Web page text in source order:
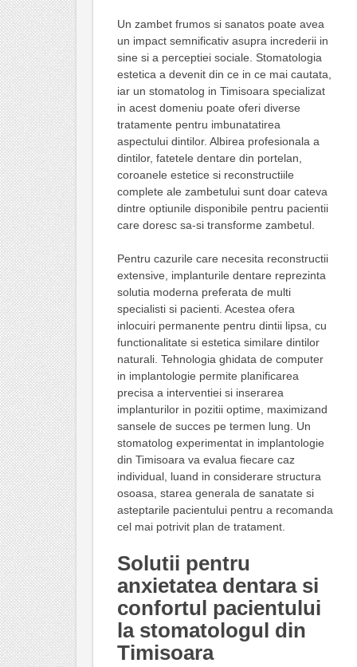
Un zambet frumos si sanatos poate avea
un impact semnificativ asupra increderii in
sine si a perceptiei sociale. Stomatologia
estetica a devenit din ce in ce mai cautata,
iar un stomatolog in Timisoara specializat
in acest domeniu poate oferi diverse
tratamente pentru imbunatatirea
aspectului dintilor. Albirea profesionala a
dintilor, fatetele dentare din portelan,
coroanele estetice si reconstructiile
complete ale zambetului sunt doar cateva
dintre optiunile disponibile pentru pacientii
care doresc sa-si transforme zambetul.
Pentru cazurile care necesita reconstructii
extensive, implanturile dentare reprezinta
solutia moderna preferata de multi
specialisti si pacienti. Acestea ofera
inlocuiri permanente pentru dintii lipsa, cu
functionalitate si estetica similare dintilor
naturali. Tehnologia ghidata de computer
in implantologie permite planificarea
precisa a interventiei si inserarea
implanturilor in pozitii optime, maximizand
sansele de succes pe termen lung. Un
stomatolog experimentat in implantologie
din Timisoara va evalua fiecare caz
individual, luand in considerare structura
osoasa, starea generala de sanatate si
asteptarile pacientului pentru a recomanda
cel mai potrivit plan de tratament.
Solutii pentru
anxietatea dentara si
confortul pacientului
la stomatologul din
Timisoara